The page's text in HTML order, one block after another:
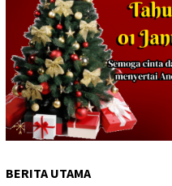
BERITA UTAMA